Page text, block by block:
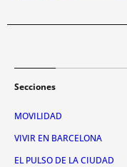
Secciones
MOVILIDAD
VIVIR EN BARCELONA
EL PULSO DE LA CIUDAD